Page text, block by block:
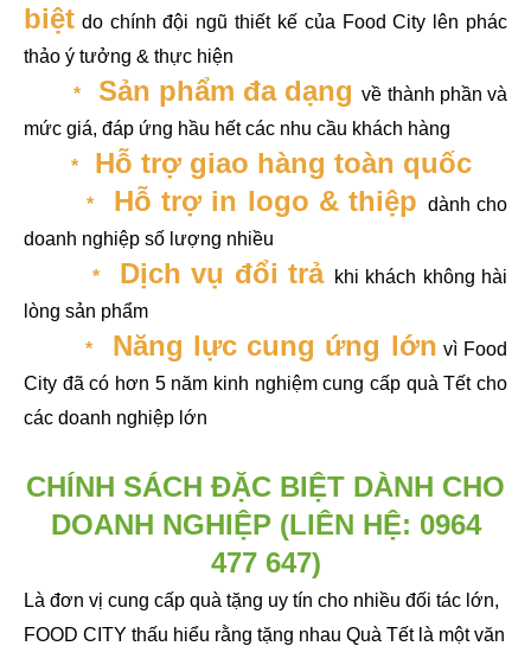
biệt do chính đội ngũ thiết kế của Food City lên phác
thảo ý tưởng & thực hiện
*
Sản phẩm đa dạngvề thành phần và
mức giá, đáp ứng hầu hết các nhu cầu khách hàng
*
Hỗ trợ giao hàng toàn quốc
* Hỗ trợ in logo & thiệp dành cho
doanh nghiệp số lượng nhiều
*
Dịch vụ đổi trả
khi khách không hài
lòng sản phẩm
*
Năng lực cung ứng lớn vì Food
City đã có hơn 5 năm kinh nghiệm cung cấp quà Tết cho
các doanh nghiệp lớn
CHÍNH SÁCH ĐẶC BIỆT DÀNH CHO
DOANH NGHIỆP (LIÊN HỆ: 0964
477 647)
Là đơn vị cung cấp quà tặng uy tín cho nhiều đối tác lớn,
FOOD CITY thấu hiểu rằng tặng nhau Quà Tết là một văn